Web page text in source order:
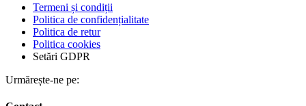
Termeni și condiții
Politica de confidențialitate
Politica de retur
Politica cookies
Setări GDPR
Urmărește-ne pe: